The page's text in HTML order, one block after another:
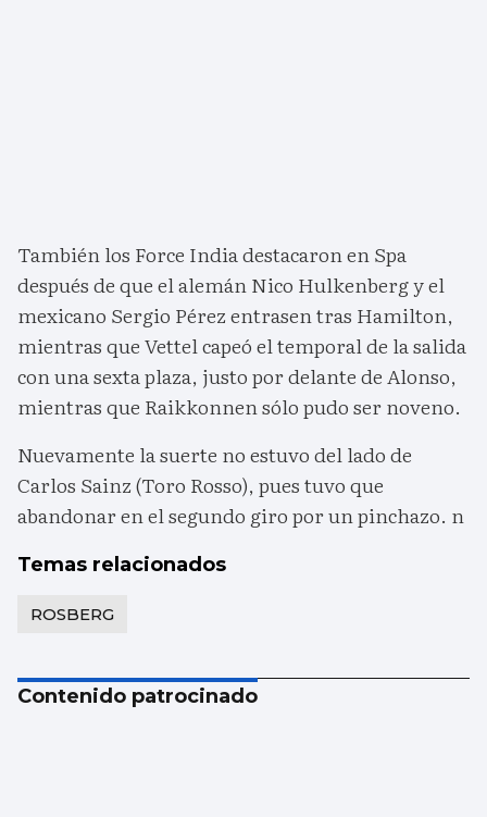
También los Force India destacaron en Spa
después de que el alemán Nico Hulkenberg y el
mexicano Sergio Pérez entrasen tras Hamilton,
mientras que Vettel capeó el temporal de la salida
con una sexta plaza, justo por delante de Alonso,
mientras que Raikkonnen sólo pudo ser noveno.
Nuevamente la suerte no estuvo del lado de
Carlos Sainz (Toro Rosso), pues tuvo que
abandonar en el segundo giro por un pinchazo. n
Temas relacionados
ROSBERG
Contenido patrocinado